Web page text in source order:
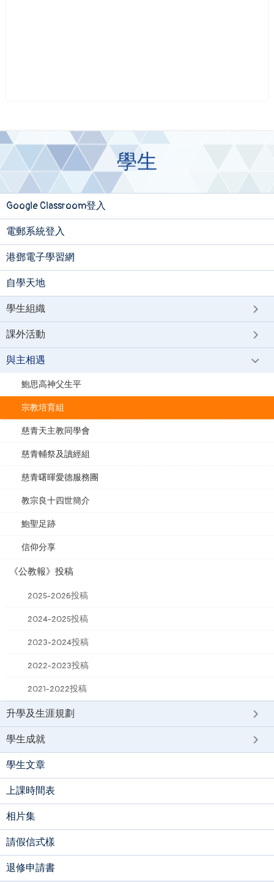
學生
Google Classroom登入
電郵系統登入
港鄧電子學習網
自學天地
學生組織
課外活動
與主相遇
鮑思高神父生平
宗教培育組
慈青天主教同學會
慈青輔祭及讀經組
慈青曙暉愛德服務團
教宗良十四世簡介
鮑聖足跡
信仰分享
《公教報》投稿
2025-2026投稿
2024-2025投稿
2023-2024投稿
2022-2023投稿
2021-2022投稿
升學及生涯規劃
學生成就
學生文章
上課時間表
相片集
請假信式樣
退修申請書